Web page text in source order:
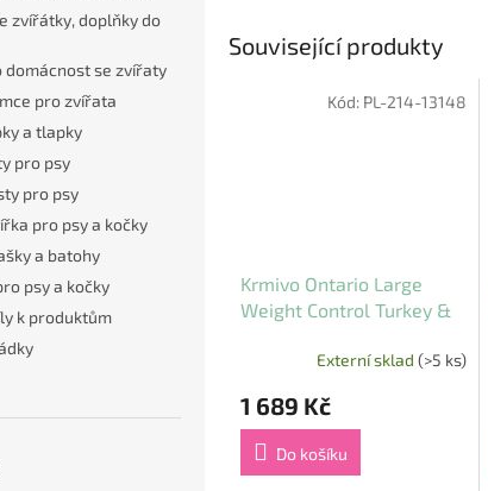
zvířátky, doplňky do
domácnost se zvířaty
pro zvířata
a tlapky
pro psy
pro psy
pro psy a kočky
a batohy
psy a kočky
k produktům
Související produkty
Krmivo Ontario Large
Weight Control Turkey &
Externí sklad (>5 ks)
1 689 Kč
Do košíku
Kód: PL-214-13148